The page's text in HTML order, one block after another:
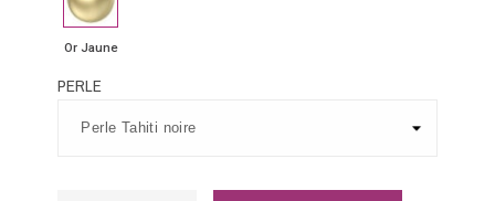
Jaune
Or Jaune
PERLE